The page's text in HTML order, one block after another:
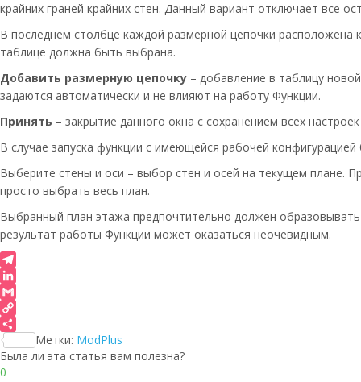
крайних граней крайних стен. Данный вариант отключает все
В последнем столбце каждой размерной цепочки расположена
таблице должна быть выбрана.
Добавить размерную цепочку – добавление в таблицу
задаются автоматически и не влияют на работу Функции.
Принять – закрытие данного окна с сохранением всех
В случае запуска функции с имеющейся рабочей
Выберите стены и оси – выбор стен и осей на текущем
просто выбрать весь план.
Выбранный план этажа предпочтительно должен
результат работы Функции может оказаться неочевидным.
Telegram
LinkedIn
Gmail
Copy
Link
Отправить
Метки: ModPlus
Была ли эта статья вам полезна?
0